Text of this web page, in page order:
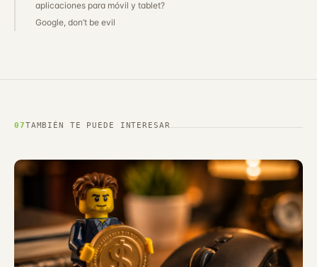
aplicaciones para móvil y tablet?
Google, don’t be evil
07TAMBIÉN TE PUEDE INTERESAR